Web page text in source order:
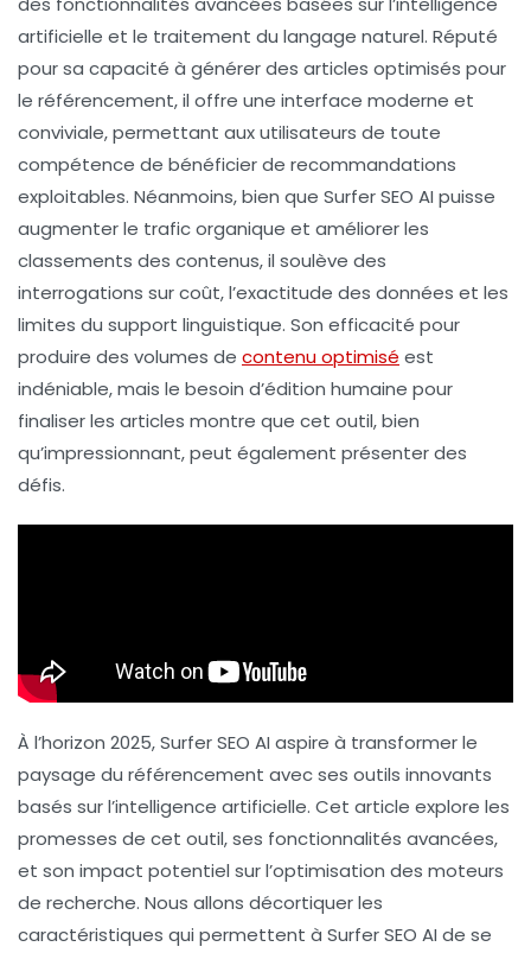
artificielle et le traitement du langage naturel. Réputé
pour sa capacité à générer des articles optimisés pour
le référencement, il offre une interface moderne et
conviviale, permettant aux utilisateurs de toute
compétence de bénéficier de recommandations
exploitables. Néanmoins, bien que Surfer SEO AI puisse
augmenter le trafic organique et améliorer les
classements des contenus, il soulève des
interrogations sur coût, l’exactitude des données et les
limites du support linguistique. Son efficacité pour
produire des volumes de contenu optimisé est
indéniable, mais le besoin d’édition humaine pour
finaliser les articles montre que cet outil, bien
qu’impressionnant, peut également présenter des
défis.
À l’horizon 2025,Surfer SEO AI aspire à transformer le
paysage du référencement avec ses outils innovants
basés sur l’intelligence artificielle. Cet article explore les
promesses de cet outil, ses fonctionnalités avancées,
et son impact potentiel sur l’optimisation des moteurs
de recherche. Nous allons décortiquer les
caractéristiques qui permettent à Surfer SEO AI de se